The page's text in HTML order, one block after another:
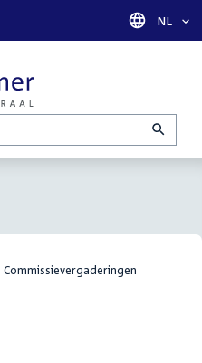
Taal
NL
Commissievergaderingen